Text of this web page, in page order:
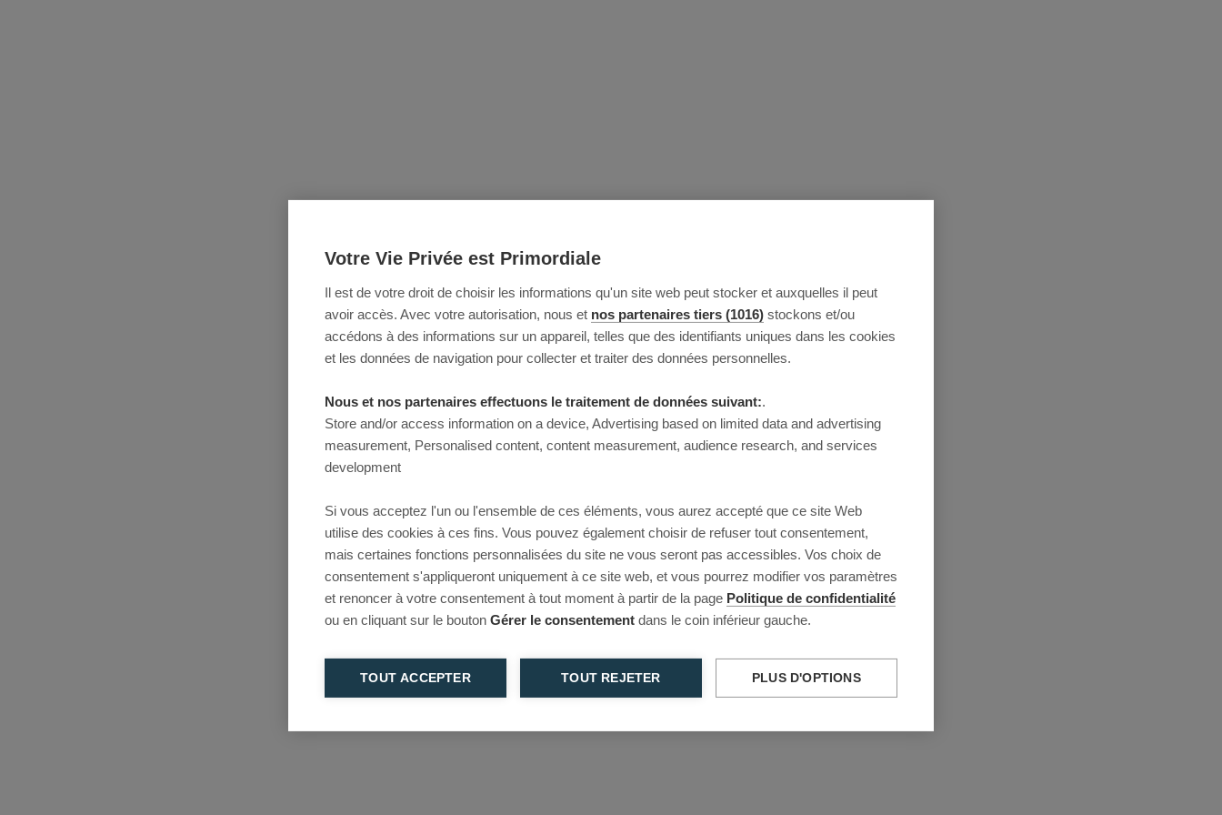
Votre Vie Privée est Primordiale
Il est de votre droit de choisir les informations qu'un site web peut stocker et auxquelles il peut
avoir accès. Avec votre autorisation, nous et nos partenaires tiers (1016) stockons et/ou
accédons à des informations sur un appareil, telles que des identifiants uniques dans les cookies
et les données de navigation pour collecter et traiter des données personnelles.
Nous et nos partenaires effectuons le traitement de données suivant:.
Store and/or access information on a device, Advertising based on limited data and advertising
measurement, Personalised content, content measurement, audience research, and services
development
Si vous acceptez l'un ou l'ensemble de ces éléments, vous aurez accepté que ce site Web
utilise des cookies à ces fins. Vous pouvez également choisir de refuser tout consentement,
mais certaines fonctions personnalisées du site ne vous seront pas accessibles. Vos choix de
consentement s'appliqueront uniquement à ce site web, et vous pourrez modifier vos paramètres
et renoncer à votre consentement à tout moment à partir de la page Politique de confidentialité
ou en cliquant sur le bouton Gérer le consentement dans le coin inférieur gauche.
TOUT ACCEPTER TOUT REJETER PLUS D'OPTIONS
This page couldn’t load
Reload Back